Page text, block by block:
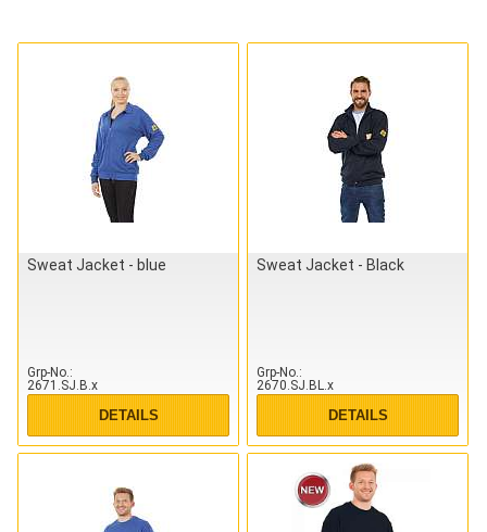
Sweat Jacket - blue
Grp-No.
2671.SJ.B.x
DETAILS
Sweat Jacket - Black
Grp-No.
2670.SJ.BL.x
DETAILS